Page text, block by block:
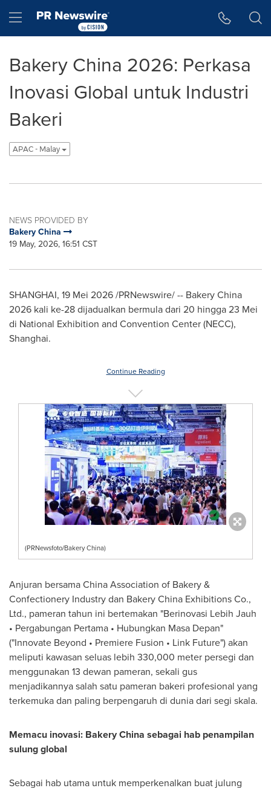
Hamburger menu
Bakery China 2026: Perkasa
Inovasi Global untuk Industri
Bakeri
APAC - Malay
NEWS PROVIDED BY
Bakery China
19 May, 2026, 16:51 CST
SHANGHAI, 19 Mei 2026 /PRNewswire/ -- Bakery China
2026 kali ke-28 dijadualkan bermula dari 20 hingga 23 Mei
di National Exhibition and Convention Center (NECC),
Shanghai.
Continue Reading
(PRNewsfoto/Bakery China)
Anjuran bersama China Association of Bakery &
Confectionery Industry dan Bakery China Exhibitions Co.,
Ltd., pameran tahun ini bertemakan "Berinovasi Lebih Jauh
• Pergabungan Pertama • Hubungkan Masa Depan"
("Innovate Beyond • Premiere Fusion • Link Future") akan
meliputi kawasan seluas lebih 330,000 meter persegi dan
menggunakan 13 dewan pameran, sekali gus
menjadikannya salah satu pameran bakeri profesional yang
terkemuka dan paling berpengaruh di dunia dari segi skala.
Memacu inovasi: Bakery China sebagai hab penampilan
sulung global
Sebagai hab utama untuk memperkenalkan buat julung